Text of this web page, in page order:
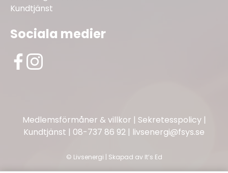
Kundtjänst
Sociala medier
Medlemsförmåner & villkor | Sekretesspolicy|
Kundtjänst | 08-737 86 92 | livsenergi@fsys.se
© Livsenergi | Skapad av It’s Ed